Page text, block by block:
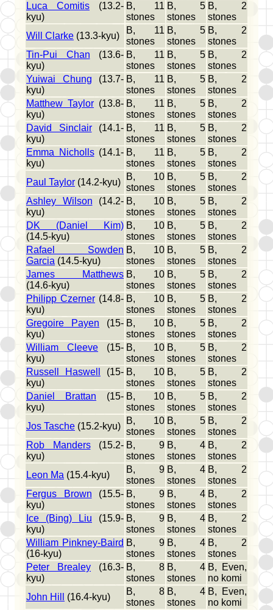
Luca Comitis (13.2-
kyu)
B, 11
stones
B, 5
stones
B, 2
stones
Will Clarke (13.3-kyu)
B, 11
stones
B, 5
stones
B, 2
stones
Tin-Pui Chan (13.6-
kyu)
B, 11
stones
B, 5
stones
B, 2
stones
Yuiwai Chung (13.7-
kyu)
B, 11
stones
B, 5
stones
B, 2
stones
Matthew Taylor (13.8-
kyu)
B, 11
stones
B, 5
stones
B, 2
stones
David Sinclair(14.1-
kyu)
B, 11
stones
B, 5
stones
B, 2
stones
Emma Nicholls(14.1-
kyu)
B, 11
stones
B, 5
stones
B, 2
stones
Paul Taylor (14.2-kyu)
B, 10
stones
B, 5
stones
B, 2
stones
Ashley Wilson (14.2-
kyu)
B, 10
stones
B, 5
stones
B, 2
stones
DK (Daniel Kim)
(14.5-kyu)
B, 10
stones
B, 5
stones
B, 2
stones
Rafael Sowden
Garcia (14.5-kyu)
B, 10
stones
B, 5
stones
B, 2
stones
James Matthews
(14.6-kyu)
B, 10
stones
B, 5
stones
B, 2
stones
Philipp Czerner (14.8-
kyu)
B, 10
stones
B, 5
stones
B, 2
stones
Gregoire Payen (15-
kyu)
B, 10
stones
B, 5
stones
B, 2
stones
William Cleeve (15-
kyu)
B, 10
stones
B, 5
stones
B, 2
stones
Russell Haswell
(15-
kyu)
B, 10
stones
B, 5
stones
B, 2
stones
Daniel Brattan (15-
kyu)
B, 10
stones
B, 5
stones
B, 2
stones
Jos Tasche (15.2-kyu)
B, 10
stones
B, 5
stones
B, 2
stones
Rob Manders(15.2-
kyu)
B, 9
stones
B, 4
stones
B, 2
stones
Leon Ma (15.4-kyu)
B, 9
stones
B, 4
stones
B, 2
stones
Fergus Brown (15.5-
kyu)
B, 9
stones
B, 4
stones
B, 2
stones
Ice (Bing) Liu (15.9-
kyu)
B, 9
stones
B, 4
stones
B, 2
stones
William Pinkney-Baird
(16-kyu)
B, 9
stones
B, 4
stones
B, 2
stones
Peter Brealey (16.3-
kyu)
B, 8
stones
B, 4
stones
B, Even,
no komi
John Hill
(16.4-kyu)
B, 8
stones
B, 4
stones
B, Even,
no komi